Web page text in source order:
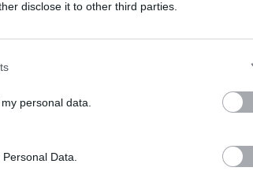
disclose it to other third parties.
personal data.
Data.
meg, hanem napi szinten használható
pedig belső képzéseket és fórumokat is